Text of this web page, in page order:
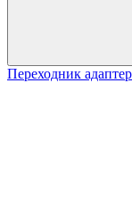
Переходник